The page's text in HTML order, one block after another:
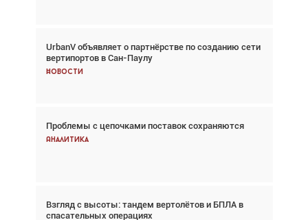
UrbanV объявляет о партнёрстве по созданию сети
вертипортов в Сан-Паулу
Новости
Проблемы с цепочками поставок сохраняются
Аналитика
Взгляд с высоты: тандем вертолётов и БПЛА в
спасательных операциях
Авиационный фотограф Дэйв Кох: «Фотография
говорит сама за себя... а ИИ всё портит»
Новости
Впервые с 2024 года глобальный трафик
снижается три недели подряд
Частный самолёт – это актив. Подходите к
покупке соответствующим образом